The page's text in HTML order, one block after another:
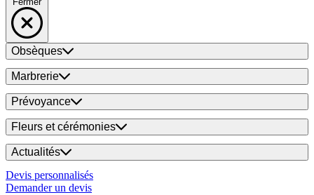
Obsèques
Marbrerie
Prévoyance
Fleurs et cérémonies
Actualités
Devis personnalisés
Demander un devis